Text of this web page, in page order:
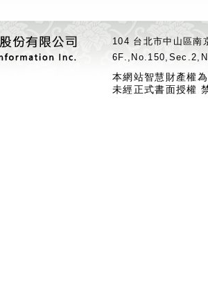
104 台北市中山區
本網站智慧財產權
未經正式書面授權